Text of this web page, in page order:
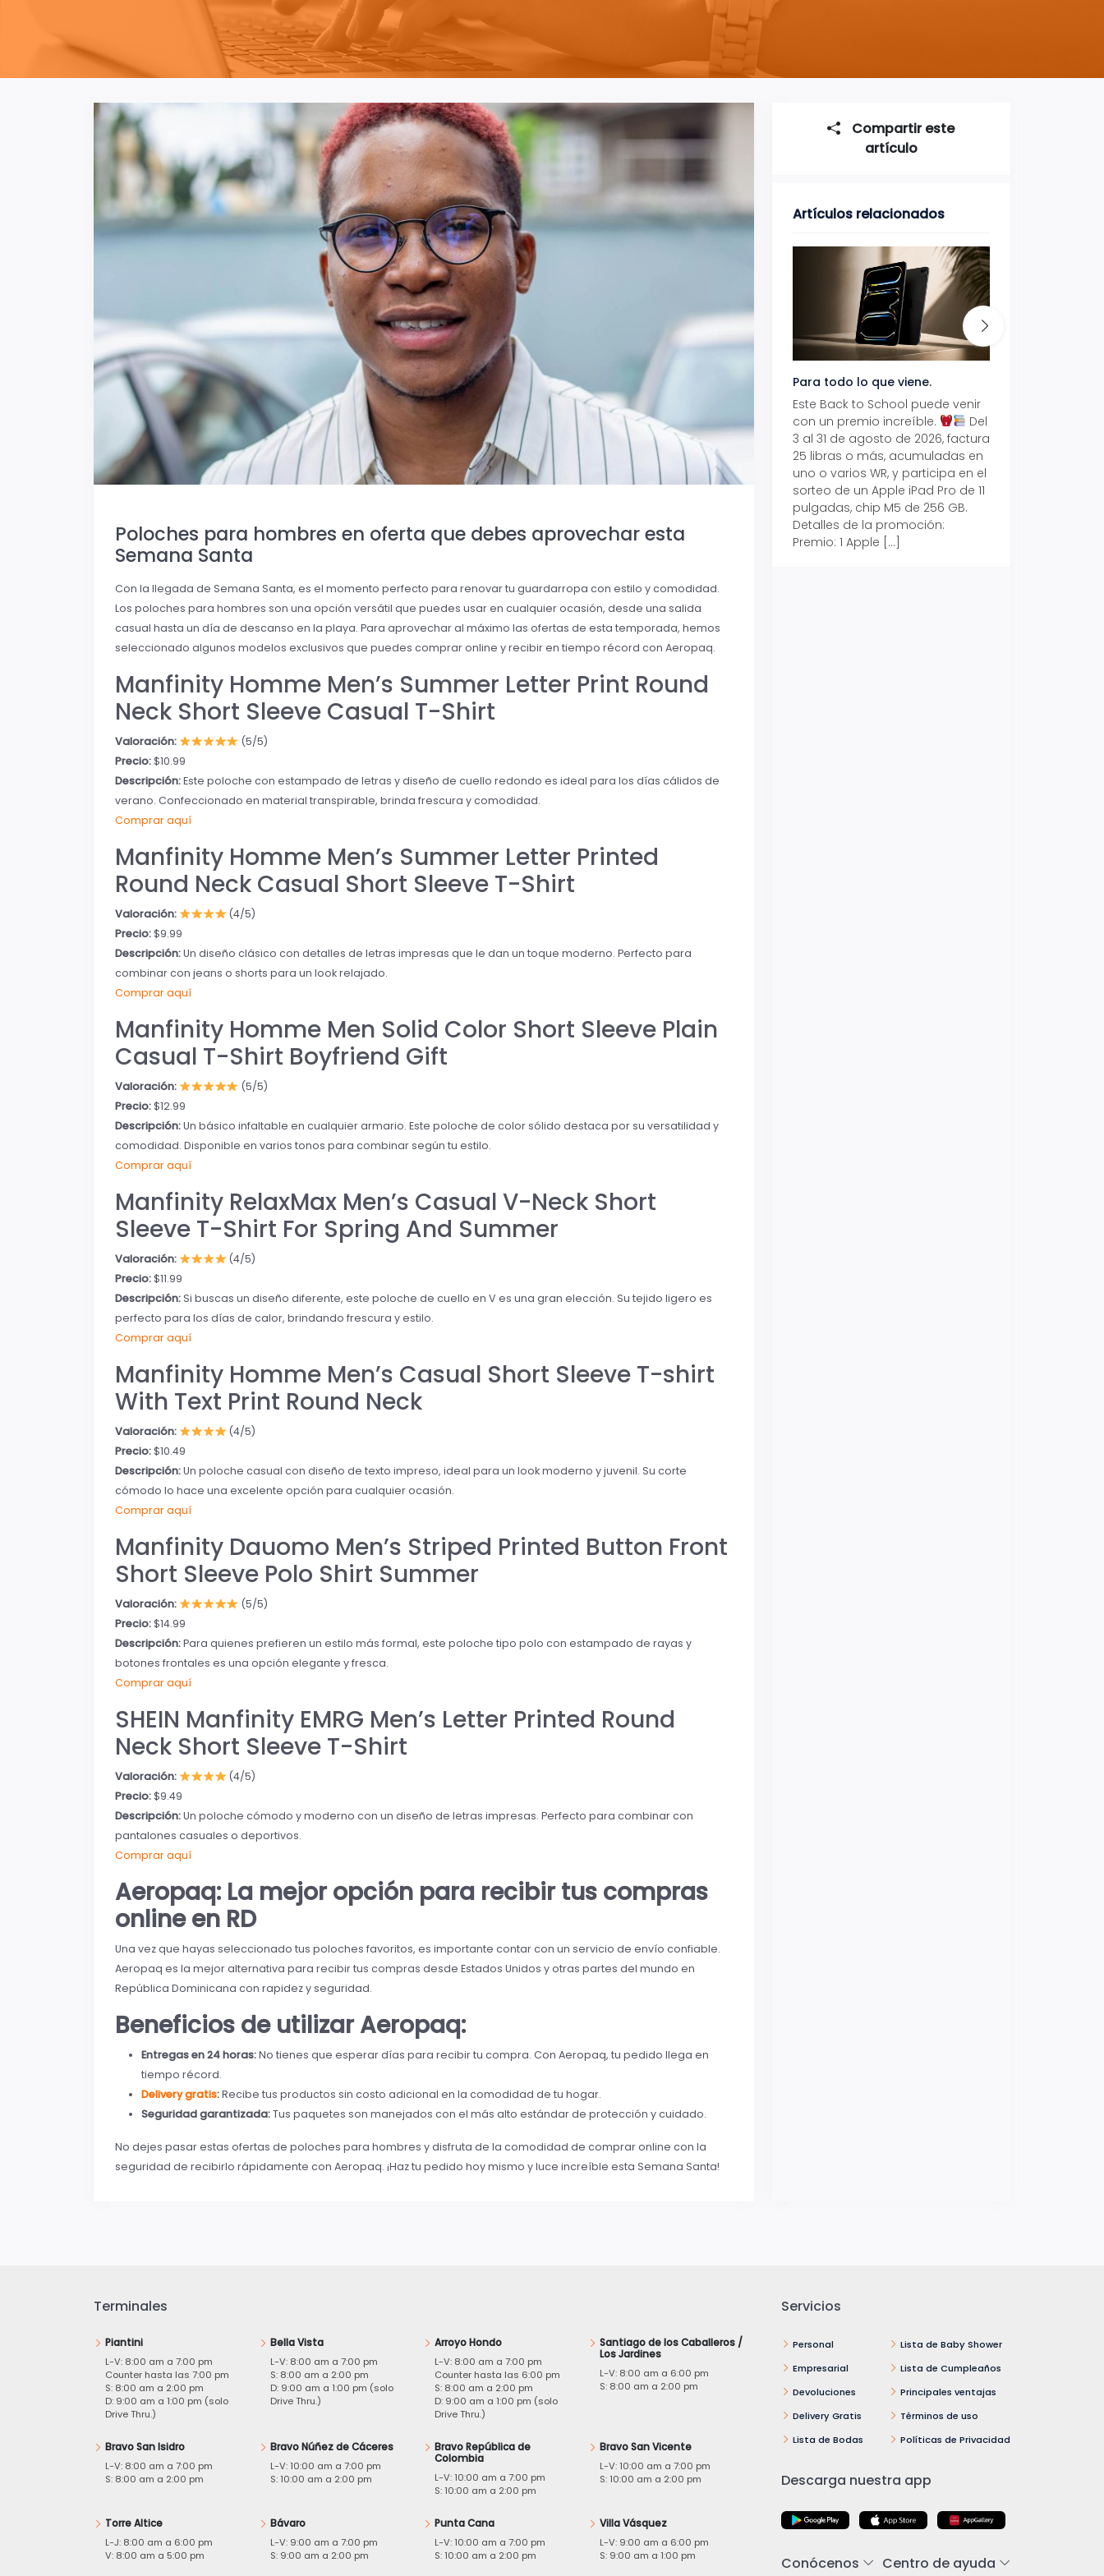
Poloches para hombres en oferta que debes aprovechar esta
Semana Santa
Con la llegada de Semana Santa, es el momento perfecto para renovar tu guardarropa con estilo y comodidad.
Los poloches para hombres son una opción versátil que puedes usar en cualquier ocasión, desde una salida
casual hasta un día de descanso en la playa. Para aprovechar al máximo las ofertas de esta temporada, hemos
seleccionado algunos modelos exclusivos que puedes comprar online y recibir en tiempo récord con Aeropaq.
Manfinity Homme Men’s Summer Letter Print Round
Neck Short Sleeve Casual T-Shirt
Valoración:
(5/5)
Precio:$10.99
Descripción:Este poloche con estampado de letras y diseño de cuello redondo es ideal para los días cálidos de
verano. Confeccionado en material transpirable, brinda frescura y comodidad.
Comprar aquí
Manfinity Homme Men’s Summer Letter Printed
Round Neck Casual Short Sleeve T-Shirt
Valoración:
(4/5)
Precio:$9.99
Descripción:Un diseño clásico con detalles de letras impresas que le dan un toque moderno. Perfecto para
combinar con jeans o shorts para un look relajado.
Comprar aquí
Manfinity Homme Men Solid Color Short Sleeve Plain
Casual T-Shirt Boyfriend Gift
Valoración:
(5/5)
Precio:$12.99
Descripción:Un básico infaltable en cualquier armario. Este poloche de color sólido destaca por su versatilidad y
comodidad. Disponible en varios tonos para combinar según tu estilo.
Comprar aquí
Manfinity RelaxMax Men’s Casual V-Neck Short
Sleeve T-Shirt For Spring And Summer
Valoración:
(4/5)
Precio:$11.99
Descripción:Si buscas un diseño diferente, este poloche de cuello en V es una gran elección. Su tejido ligero es
perfecto para los días de calor, brindando frescura y estilo.
Comprar aquí
Manfinity Homme Men’s Casual Short Sleeve T-shirt
With Text Print Round Neck
Valoración:
(4/5)
Precio:$10.49
Descripción:Un poloche casual con diseño de texto impreso, ideal para un look moderno y juvenil. Su corte
cómodo lo hace una excelente opción para cualquier ocasión.
Comprar aquí
Manfinity Dauomo Men’s Striped Printed Button Front
Short Sleeve Polo Shirt Summer
Valoración:
(5/5)
Precio:$14.99
Descripción:Para quienes prefieren un estilo más formal, este poloche tipo polo con estampado de rayas y
botones frontales es una opción elegante y fresca.
Comprar aquí
SHEIN Manfinity EMRG Men’s Letter Printed Round
Neck Short Sleeve T-Shirt
Valoración:
(4/5)
Precio:$9.49
Descripción:Un poloche cómodo y moderno con un diseño de letras impresas. Perfecto para combinar con
pantalones casuales o deportivos.
Comprar aquí
Aeropaq: La mejor opción para recibir tus compras
online en RD
Una vez que hayas seleccionado tus poloches favoritos, es importante contar con un servicio de envío confiable.
Aeropaq es la mejor alternativa para recibir tus compras desde Estados Unidos y otras partes del mundo en
República Dominicana con rapidez y seguridad.
Beneficios de utilizar Aeropaq:
Entregas en 24 horas:No tienes que esperar días para recibir tu compra. Con Aeropaq, tu pedido llega en
tiempo récord.
Delivery gratis:Recibe tus productos sin costo adicional en la comodidad de tu hogar.
Seguridad garantizada:Tus paquetes son manejados con el más alto estándar de protección y cuidado.
No dejes pasar estas ofertas de poloches para hombres y disfruta de la comodidad de comprar online con la
seguridad de recibirlo rápidamente con Aeropaq. ¡Haz tu pedido hoy mismo y luce increíble esta Semana Santa!
Compartir este
artículo
Artículos relacionados
Para todo lo que viene.
Este Back to School puede venir
con un premio increíble.
Del
3 al 31 de agosto de 2026, factura
25 libras o más, acumuladas en
uno o varios WR, y participa en el
sorteo de un Apple iPad Pro de 11
pulgadas, chip M5 de 256 GB.
Detalles de la promoción:
Premio: 1 Apple […]
Terminales
Piantini
L-V: 8:00 am a 7:00 pm
Counter hasta las 7:00 pm
S: 8:00 am a 2:00 pm
D: 9:00 am a 1:00 pm (solo
Drive Thru.)
Bella Vista
L-V: 8:00 am a 7:00 pm
S: 8:00 am a 2:00 pm
D: 9:00 am a 1:00 pm (solo
Drive Thru.)
Arroyo Hondo
L-V: 8:00 am a 7:00 pm
Counter hasta las 6:00 pm
S: 8:00 am a 2:00 pm
D: 9:00 am a 1:00 pm (solo
Drive Thru.)
Santiago de los Caballeros /
Los Jardines
L-V: 8:00 am a 6:00 pm
S: 8:00 am a 2:00 pm
Bravo San Isidro
L-V: 8:00 am a 7:00 pm
S: 8:00 am a 2:00 pm
Bravo Núñez de Cáceres
L-V: 10:00 am a 7:00 pm
S: 10:00 am a 2:00 pm
Bravo República de
Colombia
L-V: 10:00 am a 7:00 pm
S: 10:00 am a 2:00 pm
Bravo San Vicente
L-V: 10:00 am a 7:00 pm
S: 10:00 am a 2:00 pm
Torre Altice
L-J: 8:00 am a 6:00 pm
V: 8:00 am a 5:00 pm
Bávaro
L-V: 9:00 am a 7:00 pm
S: 9:00 am a 2:00 pm
Punta Cana
L-V: 10:00 am a 7:00 pm
S: 10:00 am a 2:00 pm
Villa Vásquez
L-V: 9:00 am a 6:00 pm
S: 9:00 am a 1:00 pm
Servicios
Personal
Empresarial
Devoluciones
Delivery Gratis
Lista de Bodas
Lista de Baby Shower
Lista de Cumpleaños
Principales ventajas
Términos de uso
Políticas de Privacidad
Descarga nuestra app
Conócenos Centro de ayuda